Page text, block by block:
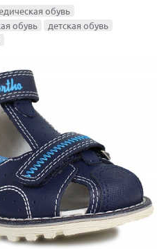
обувь
обувь
детская обувь